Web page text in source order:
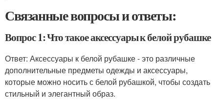
Связанные вопросы и ответы:
Вопрос 1: Что такое аксессуары к белой рубашке
Ответ: Аксессуары к белой рубашке - это различные
дополнительные предметы одежды и аксессуары,
которые можно носить с белой рубашкой, чтобы создать
стильный и элегантный образ.